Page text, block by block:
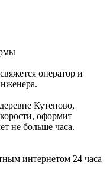
оператор и
Кутепово,
оформит
не больше часа.
интернетом 24 часа